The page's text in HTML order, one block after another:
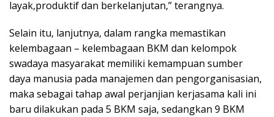
layak,produktif dan berkelanjutan,” terangnya.
Selain itu, lanjutnya, dalam rangka memastikan
kelembagaan – kelembagaan BKM dan kelompok
swadaya masyarakat memiliki kemampuan sumber
daya manusia pada manajemen dan pengorganisasian,
maka sebagai tahap awal perjanjian kerjasama kali ini
baru dilakukan pada 5 BKM saja, sedangkan 9 BKM